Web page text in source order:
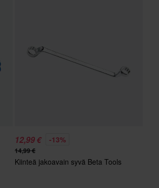
12,99 € -13%
14,99 €
Kiinteä jakoavain syvä Beta Tools